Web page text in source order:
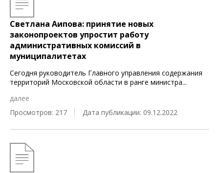
Светлана Аипова: принятие новых
законопроектов упростит работу
административных комиссий в
муниципалитетах
Сегодня руководитель Главного управления содержания
территорий Московской области в ранге министра...
далее
Просмотров: 217
Дата публикации: 09.12.2022